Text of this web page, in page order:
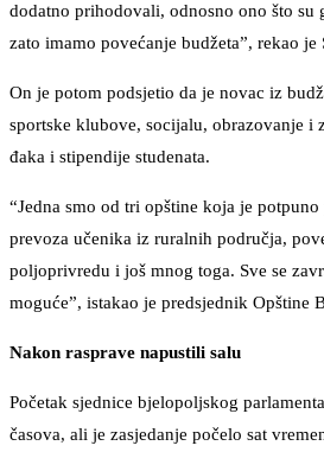
dodatno prihodovali, odnosno ono što su
zato imamo povećanje budžeta”, rekao je
On je potom podsjetio da je novac iz
sportske klubove, socijalu, obrazovanje i
đaka i stipendije studenata.
“Jedna smo od tri opštine koja je
prevoza učenika iz ruralnih područja,
poljoprivredu i još mnog toga. Sve se
moguće”, istakao je predsjednik Opštine
Nakon rasprave napustili salu
Početak sjednice bjelopoljskog
časova, ali je zasjedanje počelo sat